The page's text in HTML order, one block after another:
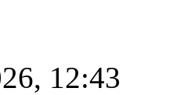
12:43